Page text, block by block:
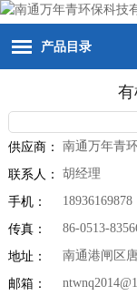
产品目录
供应商： 南通万年青
联系人： 胡经理
手机： 18936169878
传真： 86-0513-
地址： 南通港闸区
邮箱：